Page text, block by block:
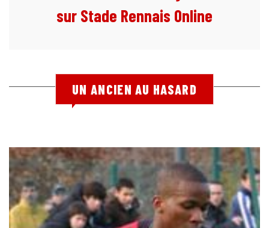
sur Stade Rennais Online
UN ANCIEN AU HASARD